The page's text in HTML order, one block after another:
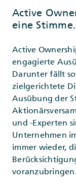
Active
eine Stimme.
Active
engagierte
Darunter fällt
zielgerichtete
Ausübung der
und -Experten
Unternehmen
immer wieder,